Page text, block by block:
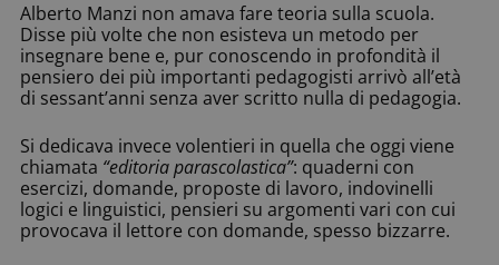
Alberto Manzi non amava fare teoria sulla scuola.
Disse più volte che non esisteva un metodo per
insegnare bene e, pur conoscendo in profondità il
pensiero dei più importanti pedagogisti arrivò all’età
di sessant’anni senza aver scritto nulla di pedagogia.
Si dedicava invece volentieri in quella che oggi viene
chiamata “editoria parascolastica”: quaderni con
esercizi, domande, proposte di lavoro, indovinelli
logici e linguistici, pensieri su argomenti vari con cui
provocava il lettore con domande, spesso bizzarre.